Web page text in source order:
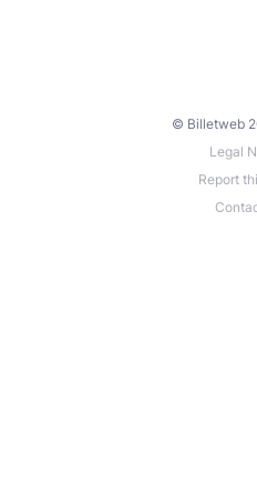
© Billetweb
Legal
Report